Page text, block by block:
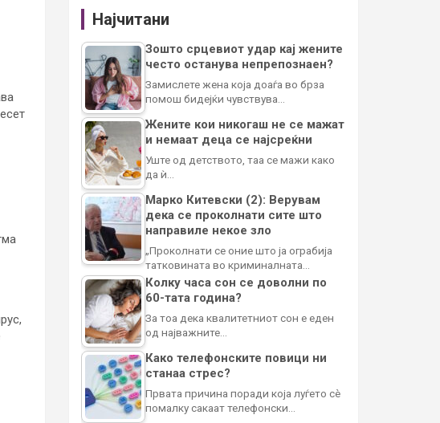
Најчитани
Зошто срцевиот удар кај жените
често останува непрепознаен?
Замислете жена која доаѓа во брза
помош бидејќи чувствува…
Жените кои никогаш не се мажат
и немаат деца се најсреќни
Уште од детството, таа се мажи како
да ѝ…
Марко Китевски (2): Верувам
дека се проколнати сите што
направиле некое зло
„Проколнати се оние што ја ограбија
татковината во криминалната…
Колку часа сон се доволни по
60-тата година?
За тоа дека квалитетниот сон е еден
од најважните…
Како телефонските повици ни
станаа стрес?
Првата причина поради која луѓето сè
помалку сакаат телефонски…